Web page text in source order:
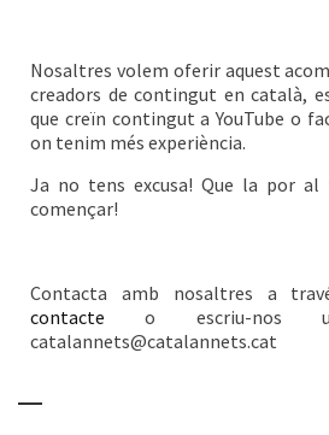
Nosaltres volem oferir aquest
creadors de contingut en català,
que creïn contingut a YouTube o
on tenim més experiència.
Ja no tens excusa! Que la por al
començar!
Contacta amb nosaltres a
contacte o escriu-nos
catalannets@catalannets.cat